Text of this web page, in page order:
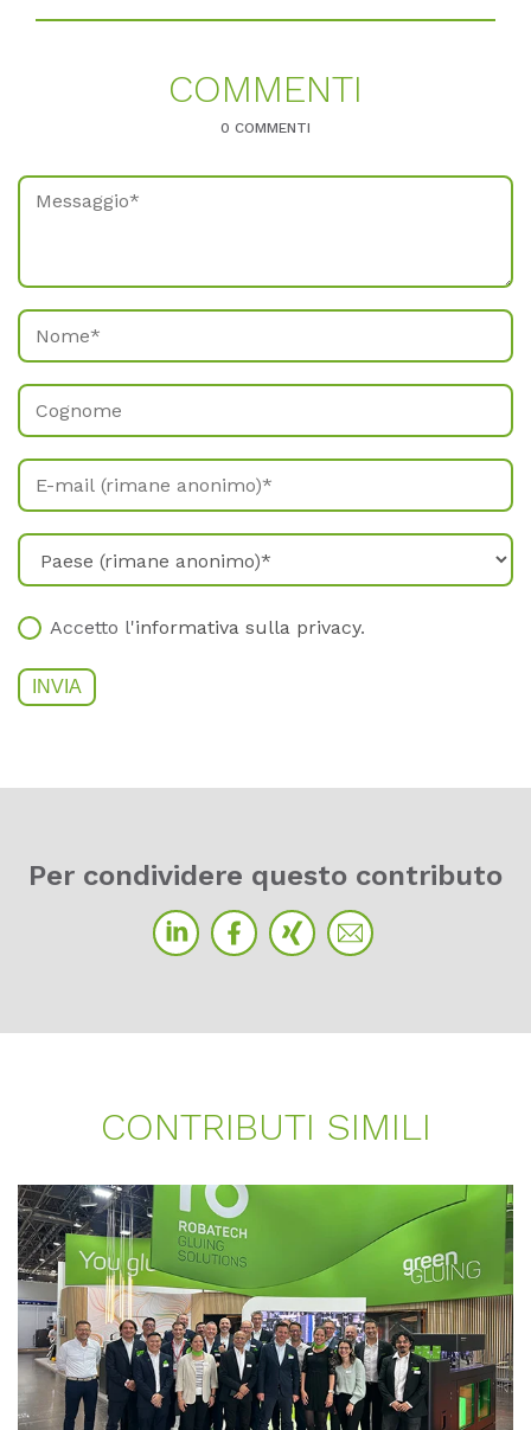
COM­MEN­TI
0 COMMENTI
Accetto l'informativa sulla privacy.
Per con­di­vi­de­re ques­to cont­ri­bu­to
CONT­RI­BU­TI SI­MI­LI